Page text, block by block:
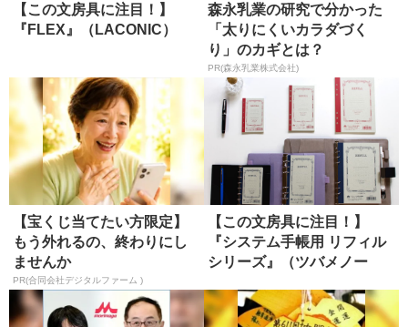
【この文房具に注目！】
『FLEX』（LACONIC）
森永乳業の研究で分かった
「太りにくいカラダづく
り」のカギとは？
PR(森永乳業株式会社)
【宝くじ当てたい方限定】
もう外れるの、終わりにし
ませんか
PR(合同会社デジタルファーム )
【この文房具に注目！】
『システム手帳用 リフィル
シリーズ』（ツバメノー